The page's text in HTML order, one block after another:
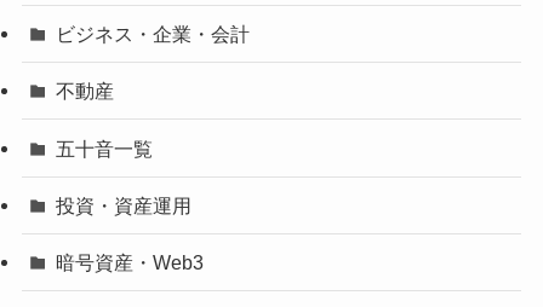
ビジネス・企業・会計
不動産
五十音一覧
投資・資産運用
暗号資産・Web3